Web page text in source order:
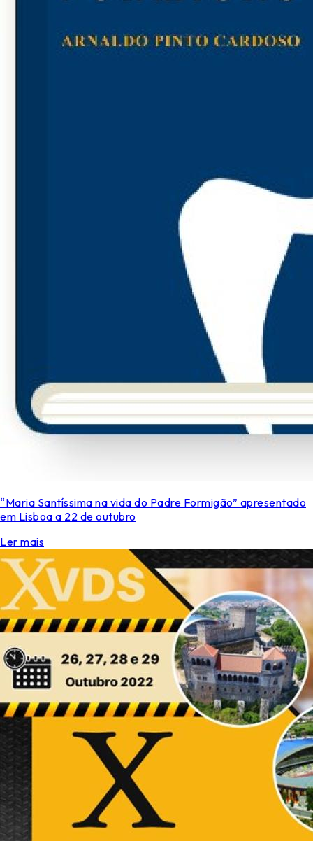
“Maria Santíssima na vida do Padre Formigão” apresentado
em Lisboa a 22 de outubro
Ler mais